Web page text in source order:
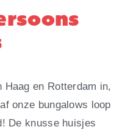
en Rotterdam in,
onze bungalows loop
De knusse huisjes